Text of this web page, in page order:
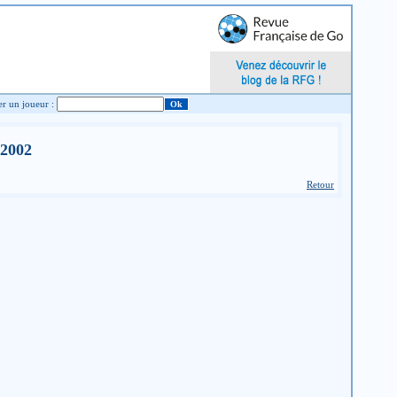
Chercher un joueur :
Retour